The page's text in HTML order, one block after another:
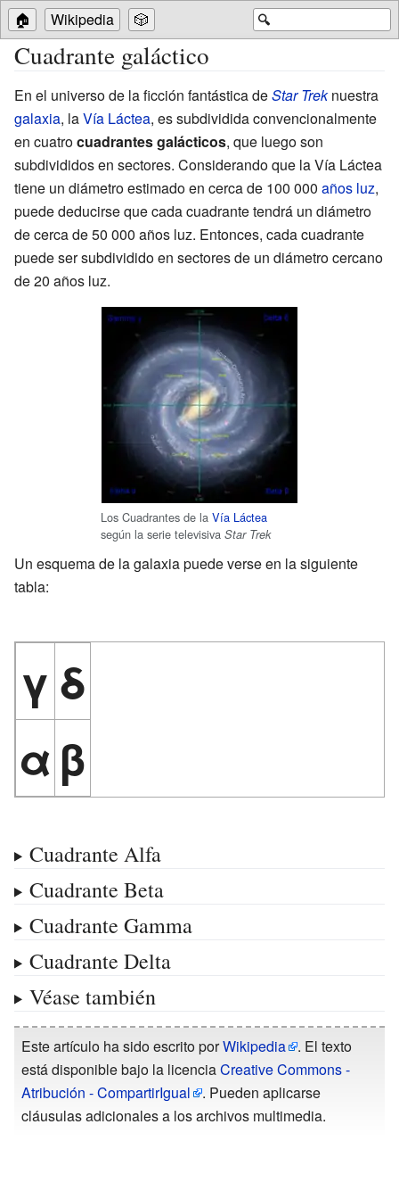
🔍
🏠 Wikipedia 🎲
Cuadrante galáctico
En el universo de la ficción fantástica deStar Treknuestra
galaxia, laVía Láctea, es subdividida convencionalmente
en cuatrocuadrantes galácticos, que luego son
subdivididos en sectores. Considerando que la Vía Láctea
tiene un diámetro estimado en cerca de 100 000 años luz,
puede deducirse que cada cuadrante tendrá un diámetro
de cerca de 50 000 años luz. Entonces, cada cuadrante
puede ser subdividido en sectores de un diámetro cercano
de 20 años luz.
Los Cuadrantes de la Vía Láctea
según la serie televisiva Star Trek
Un esquema de la galaxia puede verse en la siguiente
tabla:
γ δ
αβ
Cuadrante Alfa
Cuadrante Beta
Cuadrante Gamma
Cuadrante Delta
Véase también
Este artículo ha sido escrito porWikipedia
. El texto
está disponible bajo la licenciaCreative Commons -
Atribución - CompartirIgual
. Pueden aplicarse
cláusulas adicionales a los archivos multimedia.